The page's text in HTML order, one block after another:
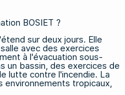
BOSIET ?
sur deux jours. Elle
avec des exercices
à l'évacuation sous-
un bassin, des exercices de
lutte contre l'incendie. La
environnements tropicaux,